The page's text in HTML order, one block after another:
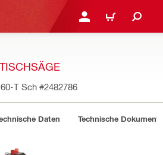
ANMELDEN ODER
WARENKORB
T Sch #2482786
Daten Technische Dokumente